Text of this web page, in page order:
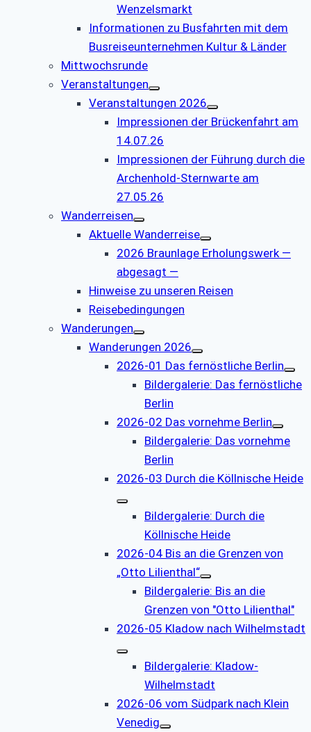
Wenzelsmarkt
Informationen zu Busfahrten mit dem
Busreiseunternehmen Kultur & Länder
Mittwochsrunde
Veranstaltungen
Veranstaltungen 2026
Impressionen der Brückenfahrt am
14.07.26
Impressionen der Führung durch die
Archenhold-Sternwarte am
27.05.26
Wanderreisen
Aktuelle Wanderreise
2026 Braunlage Erholungswerk —
abgesagt —
Hinweise zu unseren Reisen
Reisebedingungen
Wanderungen
Wanderungen 2026
2026-01 Das fernöstliche Berlin
Bildergalerie: Das fernöstliche
Berlin
2026-02 Das vornehme Berlin
Bildergalerie: Das vornehme
Berlin
2026-03 Durch die Köllnische Heide
Bildergalerie: Durch die
Köllnische Heide
2026-04 Bis an die Grenzen von
„Otto Lilienthal“
Bildergalerie: Bis an die
Grenzen von "Otto Lilienthal"
2026-05 Kladow nach Wilhelmstadt
Bildergalerie: Kladow-
Wilhelmstadt
2026-06 vom Südpark nach Klein
Venedig